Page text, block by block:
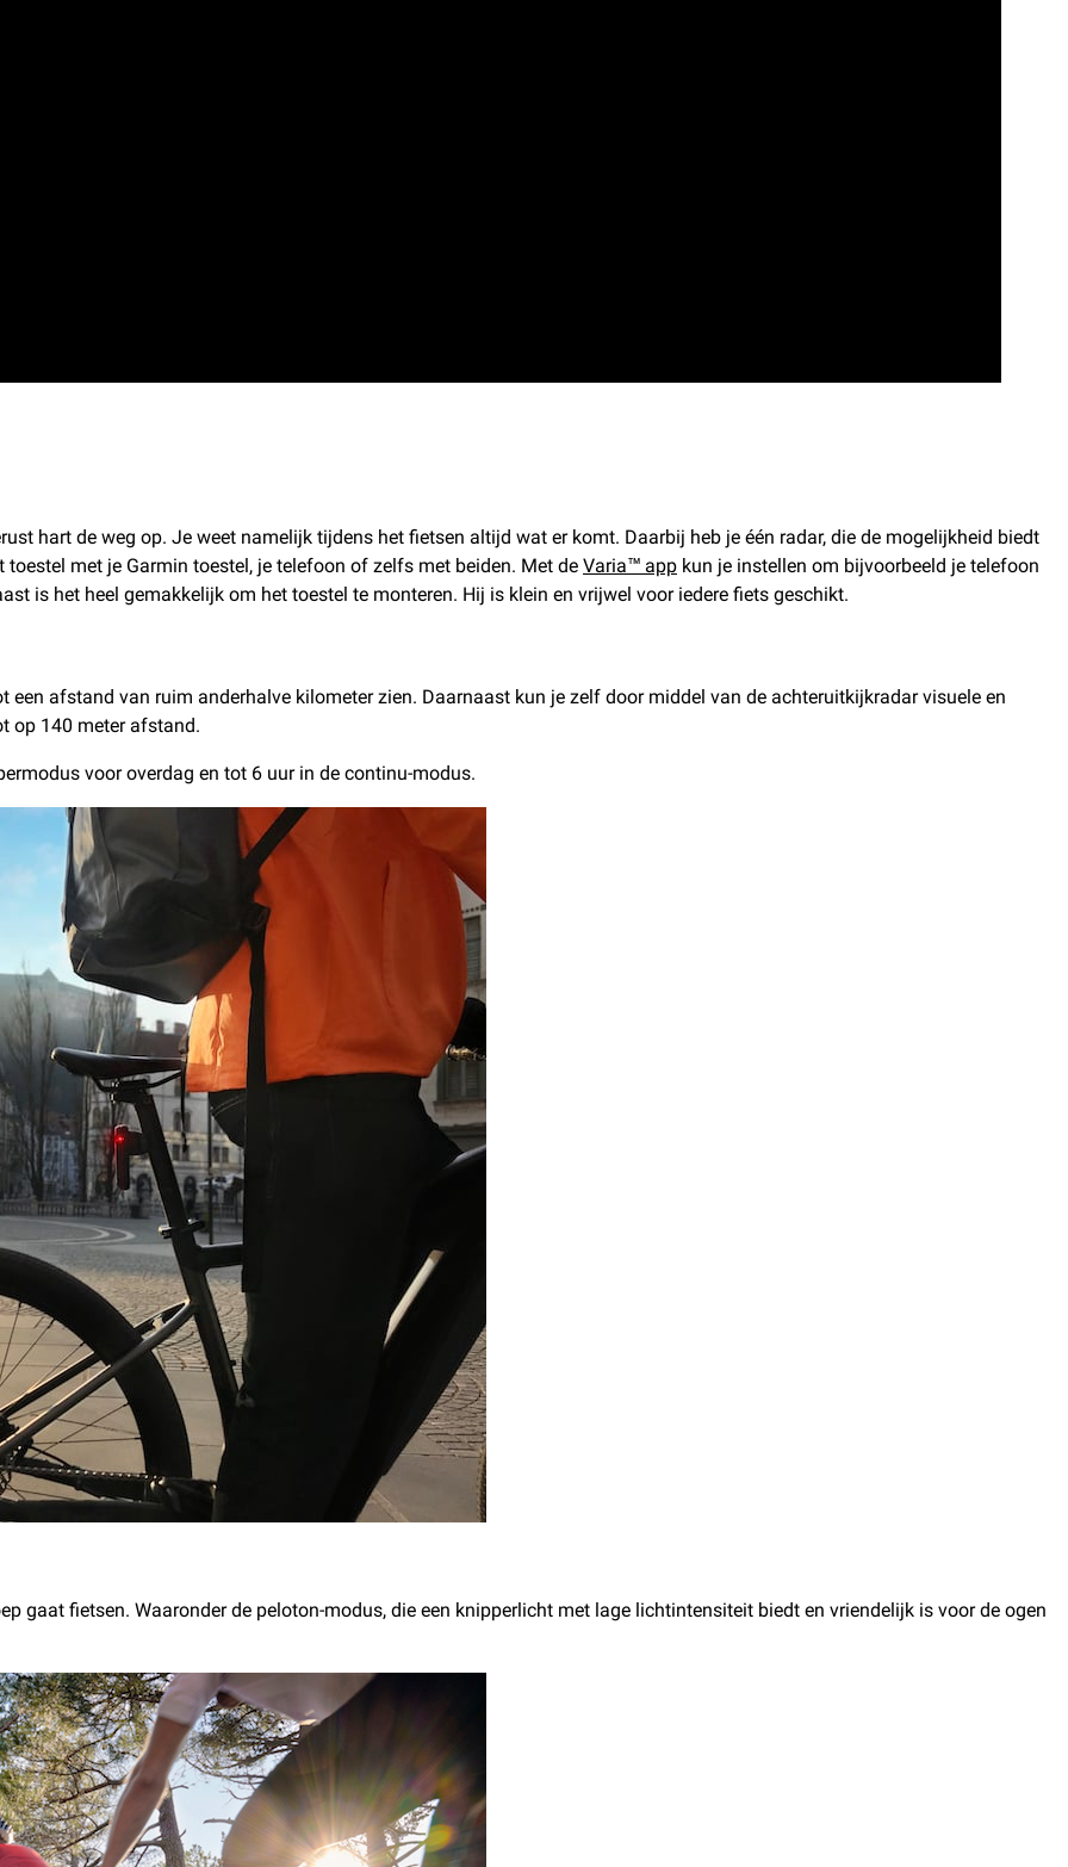
hart de weg op. Je weet namelijk tijdens het fietsen altijd wat er komt. Daarbij heb je één radar, die de mogelijkheid biedt
met je Garmin toestel, je telefoon of zelfs met beiden. Met de Varia™ app kun je instellen om bijvoorbeeld je telefoon
is het heel gemakkelijk om het toestel te monteren. Hij is klein en vrijwel voor iedere fiets geschikt.
een afstand van ruim anderhalve kilometer zien. Daarnaast kun je zelf door middel van de achteruitkijkradar visuele en
op 140 meter afstand.
voor overdag en tot 6 uur in de continu-modus.
gaat fietsen. Waaronder de peloton-modus, die een knipperlicht met lage lichtintensiteit biedt en vriendelijk is voor de ogen